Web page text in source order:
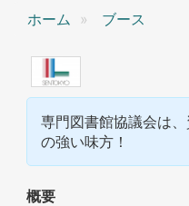
ホーム ブース
専門図書館協議会は
の強い味方！
概要